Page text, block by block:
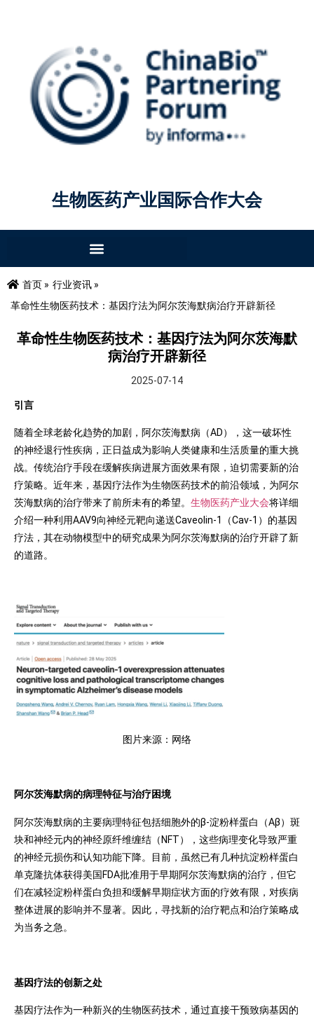
生物医药产业国际合作大会
首页 » 行业资讯 »
革命性生物医药技术：基因疗法为阿尔茨海默病治疗开辟新径
革命性生物医药技术：基因疗法为阿尔茨海默
病治疗开辟新径
2025-07-14
引言
随着全球老龄化趋势的加剧，阿尔茨海默病（AD），这一破坏性
的神经退行性疾病，正日益成为影响人类健康和生活质量的重大挑
战。传统治疗手段在缓解疾病进展方面效果有限，迫切需要新的治
疗策略。近年来，基因疗法作为生物医药技术的前沿领域，为阿尔
茨海默病的治疗带来了前所未有的希望。 生物医药产业大会将详细
介绍一种利用AAV9向神经元靶向递送Caveolin-1（Cav-1）的基因
疗法，其在动物模型中的研究成果为阿尔茨海默病的治疗开辟了新
的道路。
图片来源：网络
阿尔茨海默病的病理特征与治疗困境
阿尔茨海默病的主要病理特征包括细胞外的β-淀粉样蛋白（Aβ）斑
块和神经元内的神经原纤维缠结（NFT），这些病理变化导致严重
的神经元损伤和认知功能下降。目前，虽然已有几种抗淀粉样蛋白
单克隆抗体获得美国FDA批准用于早期阿尔茨海默病的治疗，但它
们在减轻淀粉样蛋白负担和缓解早期症状方面的疗效有限，对疾病
整体进展的影响并不显著。因此，寻找新的治疗靶点和治疗策略成
为当务之急。
基因疗法的创新之处
基因疗法作为一种新兴的生物医药技术，通过直接干预致病基因的